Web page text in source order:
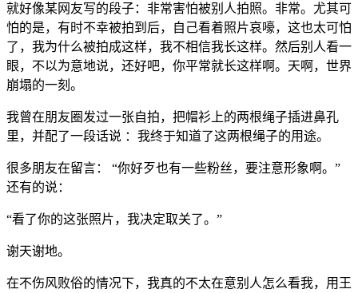
就好像某网友写的段子：非常害怕被别人拍照。非常。尤其可
怕的是，有时不幸被拍到后，自己看着照片哀嚎，这也太可怕
了，我为什么被拍成这样，我不相信我长这样。然后别人看一
眼，不以为意地说，还好吧，你平常就长这样啊。天啊，世界
崩塌的一刻。
我曾在朋友圈发过一张自拍，把帽衫上的两根绳子插进鼻孔
里，并配了一段话说 ：我终于知道了这两根绳子的用途。
很多朋友在留言： “你好歹也有一些粉丝，要注意形象啊。”
还有的说：
“看了你的这张照片，我决定取关了。”
谢天谢地。
在不伤风败俗的情况下，我真的不太在意别人怎么看我，用王